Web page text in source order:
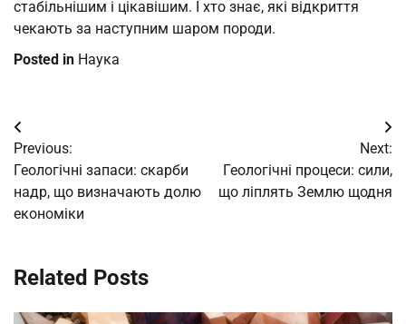
стабільнішим і цікавішим. І хто знає, які відкриття
чекають за наступним шаром породи.
Posted in Наука
Post
navigation
Previous:
Геологічні запаси: скарби
надр, що визначають долю
економіки
Next:
Геологічні процеси: сили,
що ліплять Землю щодня
Related Posts